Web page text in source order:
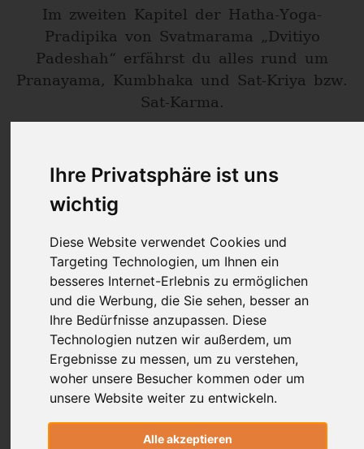
Ihre Privatsphäre ist uns
wichtig
Diese Website verwendet Cookies und
Targeting Technologien, um Ihnen ein
besseres Internet-Erlebnis zu ermöglichen
und die Werbung, die Sie sehen, besser an
Ihre Bedürfnisse anzupassen. Diese
Technologien nutzen wir außerdem, um
Ergebnisse zu messen, um zu verstehen,
woher unsere Besucher kommen oder um
unsere Website weiter zu entwickeln.
Alle akzeptieren
Im zweiten Kapitel der Hatha-Yoga-
Pradipika von Svatmarama „Dvitiyo
Padeshah“ erfährst du alles rund um
Pranayama, Kumbhaka und Sat-Kriya bzw.
Sat-Karma.
dvitiyo-padeshah
dvitīyo-padeśaḥ
zweites Kapitel
Kombiniert|Devanagari| Lautschrift| Vereinfacht
Übersetzung| Erläuterung
अथासने दृधे योगी वशी हितमिताअशनः ।"
गुरूपदिष्टमार्गेण प्राणायामान् समभ्यसेत् ॥१॥